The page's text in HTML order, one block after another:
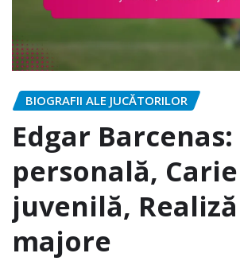
BIOGRAFII ALE JUCĂTORILOR
Edgar
personală,
juvenilă,
majore